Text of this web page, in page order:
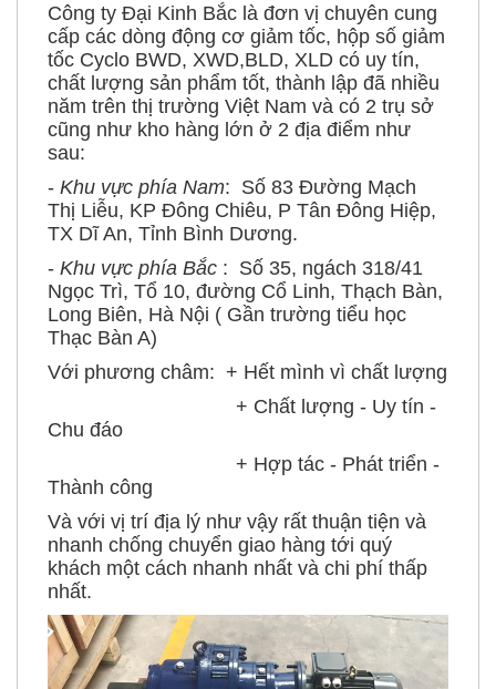
Công ty Đại Kinh Bắc là đơn vị chuyên cung
cấp các dòng động cơ giảm tốc, hộp số giảm
tốc Cyclo BWD, XWD,BLD, XLD có uy tín,
chất lượng sản phẩm tốt, thành lập đã nhiều
năm trên thị trường Việt Nam và có 2 trụ sở
cũng như kho hàng lớn ở 2 địa điểm như
sau:
- Khu vực phía Nam: Số 83 Đường Mạch
Thị Liễu, KP Đông Chiêu, P Tân Đông Hiệp,
TX Dĩ An, Tỉnh Bình Dương.
- Khu vực phía Bắc : Số 35, ngách 318/41
Ngọc Trì, Tổ 10, đường Cổ Linh, Thạch Bàn,
Long Biên, Hà Nội ( Gần trường tiểu học
Thạc Bàn A)
Với phương châm: + Hết mình vì chất lượng
+ Chất lượng - Uy tín -
Chu đáo
+ Hợp tác - Phát triển -
Thành công
Và với vị trí địa lý như vậy rất thuận tiện và
nhanh chống chuyển giao hàng tới quý
khách một cách nhanh nhất và chi phí thấp
nhất.